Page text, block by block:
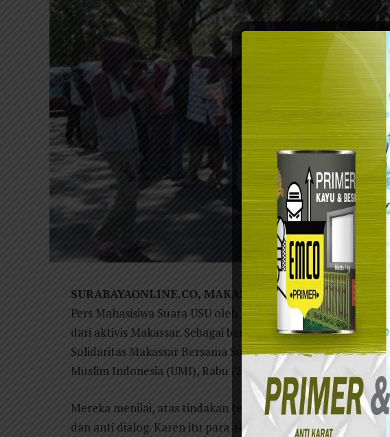
SURABAYAONLINE.CO, MAKASSAR –Pencabutan sepihak
Pers Mahasisiwa Suara USU oleh Rektor Universitas
dari aktivis Makassar. Sebagai bentuk kecaman mereka, para
Solidaritas Makassar Bersama Suara USU itu menggelar aksi
Muslim Indonesia (UMI), Rabu (21/8/2019).
Mereka menilai, atas tindakan tersebut, Rektor USU
dan anti dialog. Karen itu para aktivis yang umumnya anak-